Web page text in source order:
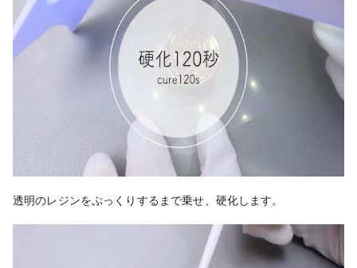
透明のレジンをぷっくりするまで乗せ、硬化します。